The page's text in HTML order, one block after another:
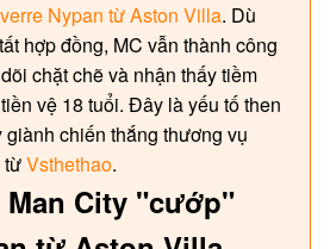
Nypan từ Aston Villa. Dù
hợp đồng, MC vẫn thành công
chặt chẽ và nhận thấy tiềm
vệ 18 tuổi. Đây là yếu tố then
chiến thắng thương vụ
từVsthethao.
Man City "cướp"